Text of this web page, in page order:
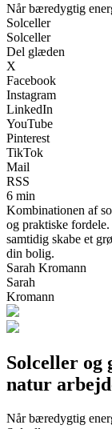
Når bæredygtig
Solceller
Solceller
Del glæden
X
Facebook
Instagram
LinkedIn
YouTube
Pinterest
TikTok
Mail
RSS
6 min
Kombinationen af
og praktiske
samtidig skabe et
din bolig.
Sarah Kromann
Sarah
Kromann
Solceller og
natur
Når bæredygtig